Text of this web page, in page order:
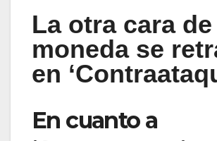
La otra cara
moneda se
en
En cuanto a